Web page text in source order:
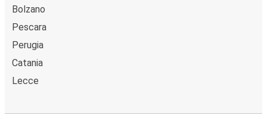
Bolzano
Pescara
Perugia
Catania
Lecce